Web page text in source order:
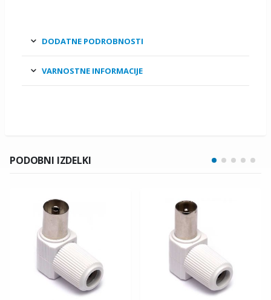
DODATNE PODROBNOSTI
VARNOSTNE INFORMACIJE
PODOBNI IZDELKI